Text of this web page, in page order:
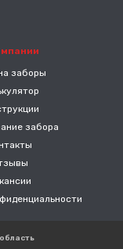
заборы
забора